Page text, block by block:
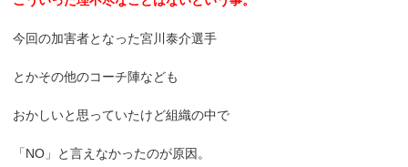
今回の加害者となった宮川泰介選手
とかその他のコーチ陣なども
おかしいと思っていたけど組織の中で
「NO」と言えなかったのが原因。